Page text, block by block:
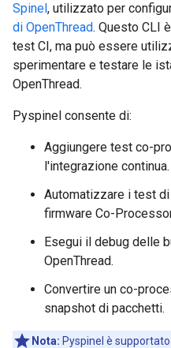
Spinel, utilizzato per
di OpenThread. Questo CLI
test CI, ma può essere
sperimentare e testare le
OpenThread.
Pyspinel consente di:
Aggiungere test co-
l'integrazione continua.
Automatizzare i test
firmware Co-
Esegui il debug delle
OpenThread.
Convertire un co-
snapshot di pacchetti.
Nota: Pyspinel è supportato